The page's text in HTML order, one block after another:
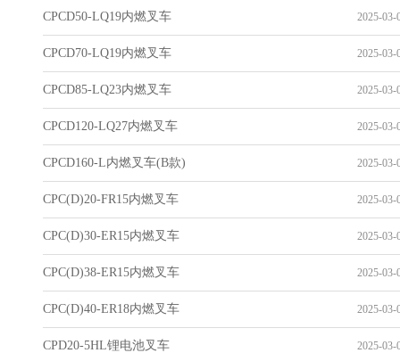
CPCD50-LQ19内燃叉车 2025-03-
CPCD70-LQ19内燃叉车 2025-03-
CPCD85-LQ23内燃叉车 2025-03-
CPCD120-LQ27内燃叉车 2025-03-
CPCD160-L内燃叉车(B款) 2025-03-
CPC(D)20-FR15内燃叉车 2025-03-
CPC(D)30-ER15内燃叉车 2025-03-
CPC(D)38-ER15内燃叉车 2025-03-
CPC(D)40-ER18内燃叉车 2025-03-
CPD20-5HL锂电池叉车 2025-03-